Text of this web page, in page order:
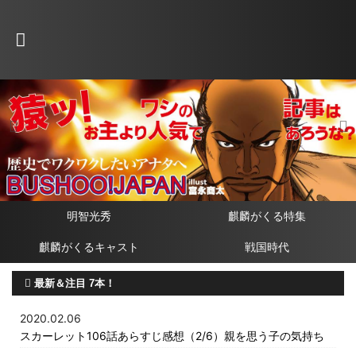
明智光秀 麒麟がくる特集
麒麟がくるキャスト 戦国時代
最新＆注目 7本！
2020.02.06
スカーレット106話あらすじ感想（2/6）親を思う子の気持ち